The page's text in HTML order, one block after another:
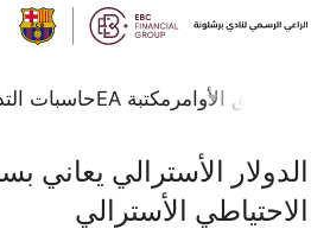
تدفق الأوامر مكتبة EA حاسبات
​الدولار الأسترالي يعاني
الاحتياطي الأسترالي